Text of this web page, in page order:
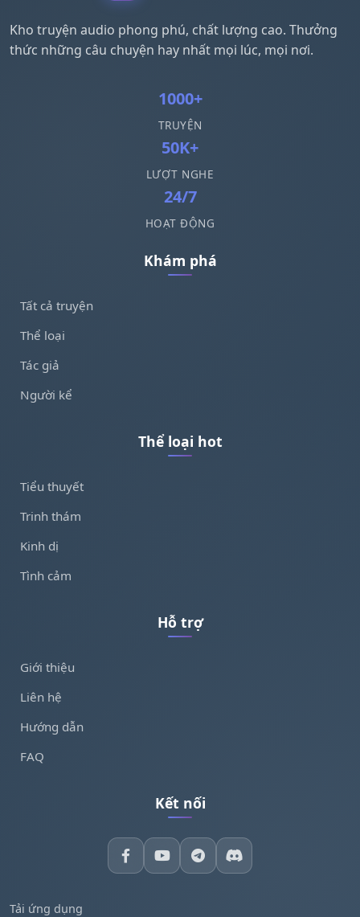
Kho truyện audio phong phú, chất lượng cao. Thưởng
thức những câu chuyện hay nhất mọi lúc, mọi nơi.
1000+
TRUYỆN
50K+
LƯỢT NGHE
24/7
HOẠT ĐỘNG
Khám phá
Tất cả truyện
Thể loại
Tác giả
Người kể
Thể loại hot
Tiểu thuyết
Trinh thám
Kinh dị
Tình cảm
Hỗ trợ
Giới thiệu
Liên hệ
Hướng dẫn
FAQ
Kết nối
Tải ứng dụng